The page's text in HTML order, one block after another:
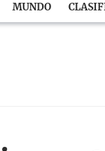
MUNDO